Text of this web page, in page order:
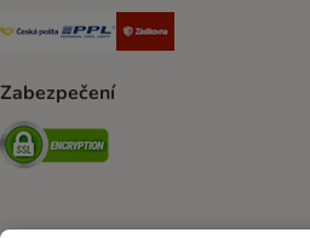
Česká pošta Shipping Method
PPL Shipping Method
Zabezpečení
Security